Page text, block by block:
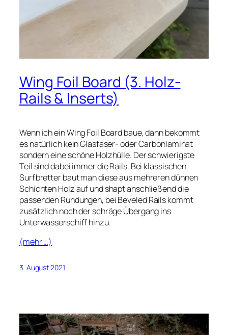
Wing Foil Board (3. Holz-
Rails & Inserts)
Wenn ich ein Wing Foil Board baue, dann bekommt
es natürlich kein Glasfaser- oder Carbonlaminat
sondern eine schöne Holzhülle. Der schwierigste
Teil sind dabei immer die Rails. Bei klassischen
Surfbretter baut man diese aus mehreren dünnen
Schichten Holz auf und shapt anschließend die
passenden Rundungen, bei Beveled Rails kommt
zusätzlich noch der schräge Übergang ins
Unterwasserschiff hinzu.
(mehr …)
3. August 2021